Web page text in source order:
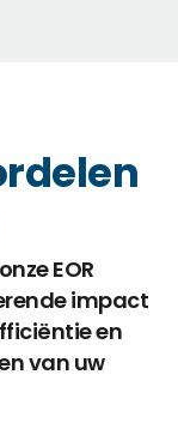
EOR
impact
en
van uw